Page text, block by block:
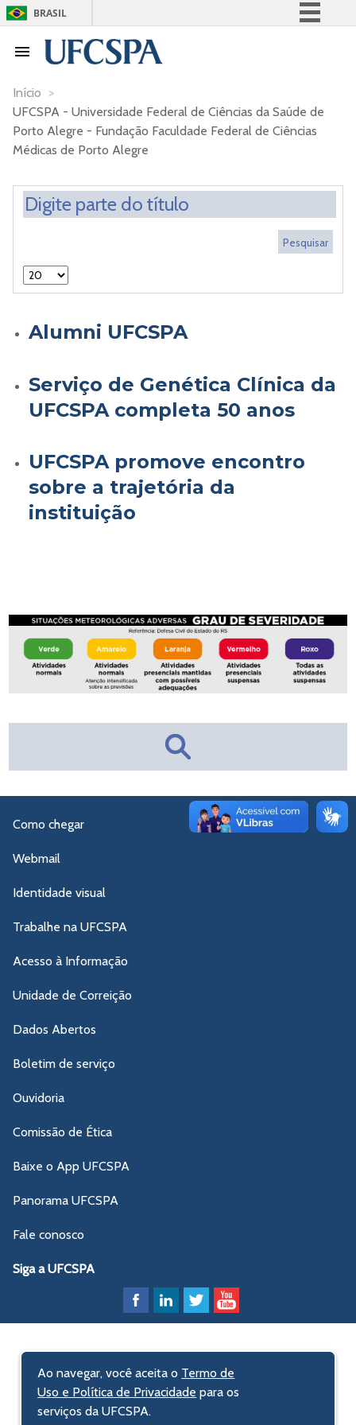
BRASIL
Acesso à informação
Início >
UFCSPA - Universidade Federal de Ciências da Saúde de
Porto Alegre - Fundação Faculdade Federal de Ciências
Médicas de Porto Alegre
Alumni UFCSPA
Serviço de Genética Clínica da
UFCSPA completa 50 anos
UFCSPA promove encontro
sobre a trajetória da
instituição
Como chegar
Webmail
Identidade visual
Trabalhe na UFCSPA
Acesso à Informação
Unidade de Correição
Dados Abertos
Boletim de serviço
Ouvidoria
Comissão de Ética
Baixe o App UFCSPA
Panorama UFCSPA
Fale conosco
Siga a UFCSPA
Ao navegar, você aceita o Termo de
Uso e Política de Privacidade para os
serviços da UFCSPA.